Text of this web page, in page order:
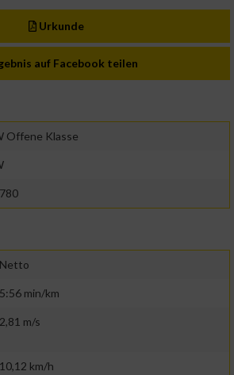
Urkunde
auf Facebook teilen
Offene Klasse
Netto
5:56 min/km
2,81 m/s
10,12 km/h